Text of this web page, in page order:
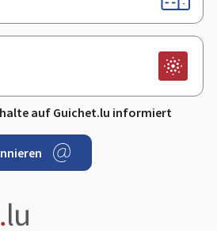
auf Guichet.lu informiert